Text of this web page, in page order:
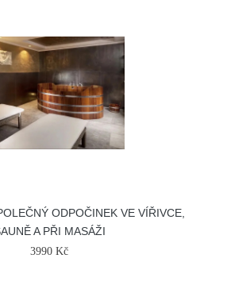
ODPOČINEK VE VÍŘIVCE,
A PŘI MASÁŽI
3990 Kč